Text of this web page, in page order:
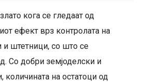
кога се гледаат од
ефект врз контролата на
и штетници, со што се
Со добри земјоделски и
количината на остатоци од